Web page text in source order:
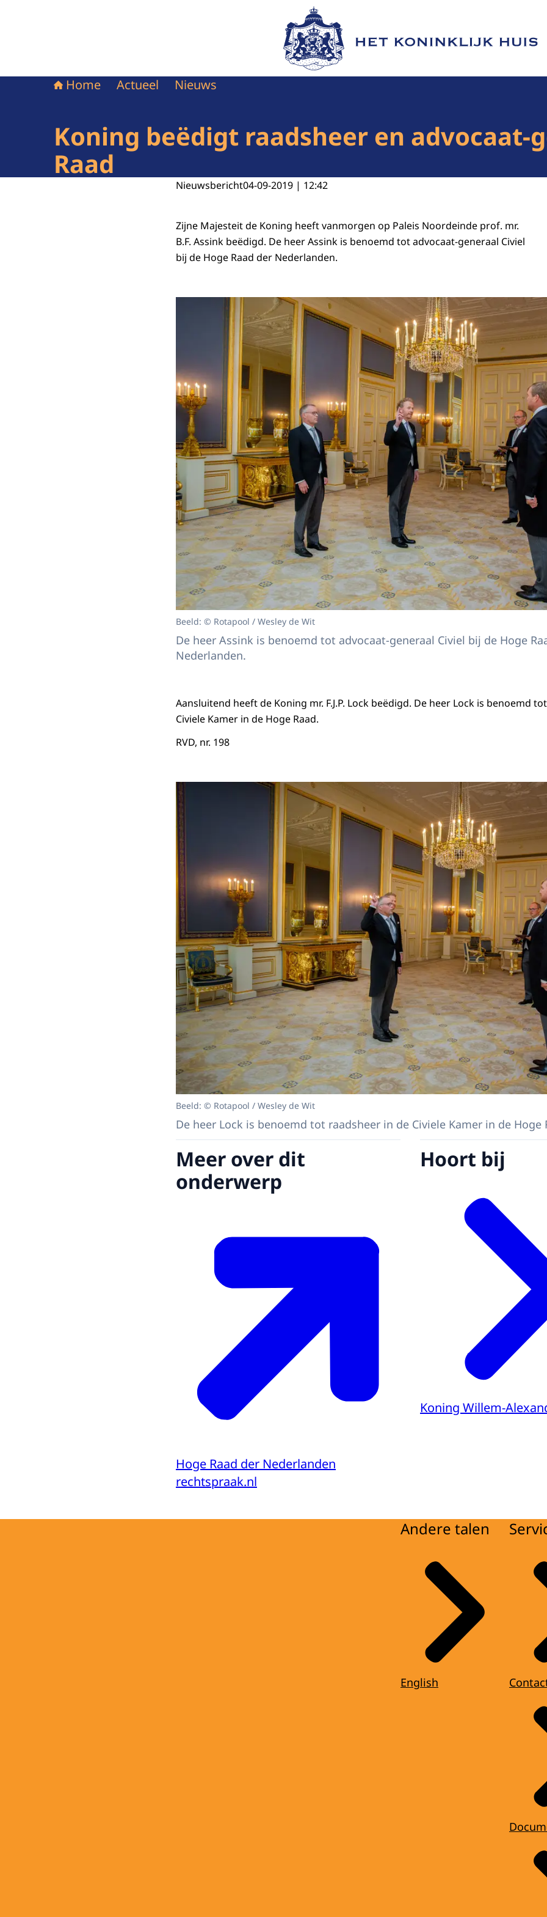
Naar de homepage van Het Koninklijk Huis
Home Actueel Nieuws
Koning beëdigt raadsheer en advocaat-
Raad
Nieuwsbericht04-09-2019 | 12:42
Zijne Majesteit de Koning heeft vanmorgen op Paleis Noordeinde prof. mr.
B.F. Assink beëdigd. De heer Assink is benoemd tot advocaat-generaal Civiel
bij de Hoge Raad der Nederlanden.
Beeld: © Rotapool / Wesley de Wit
De heer Assink is benoemd tot advocaat-generaal Civiel bij de Hoge
Nederlanden.
Aansluitend heeft de Koning mr. F.J.P. Lock beëdigd. De heer Lock is benoemd
Civiele Kamer in de Hoge Raad.
RVD, nr. 198
Beeld: © Rotapool / Wesley de Wit
De heer Lock is benoemd tot raadsheer in de Civiele Kamer in de Hoge
Meer over dit
onderwerp
Hoge Raad der Nederlanden
rechtspraak.nl
Hoort bij
Koning Willem-
Andere talen
English